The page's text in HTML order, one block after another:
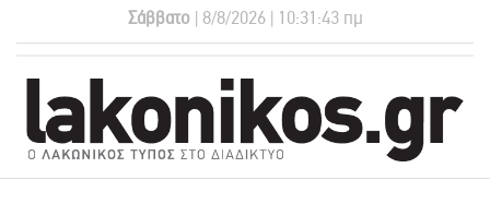
Σάββατο| 8/8/2026 | 10:31:43 πμ